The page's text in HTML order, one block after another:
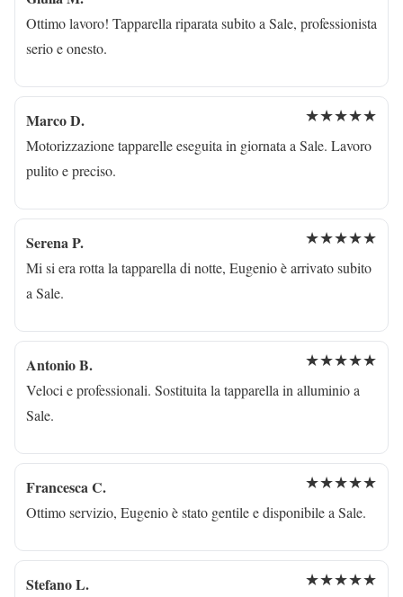
Ottimo lavoro! Tapparella riparata subito a Sale, professionista
serio e onesto.
Marco D. ★★★★★
Motorizzazione tapparelle eseguita in giornata a Sale. Lavoro
pulito e preciso.
Serena P. ★★★★★
Mi si era rotta la tapparella di notte, Eugenio è arrivato subito
a Sale.
Antonio B. ★★★★★
Veloci e professionali. Sostituita la tapparella in alluminio a
Sale.
Francesca C. ★★★★★
Ottimo servizio, Eugenio è stato gentile e disponibile a Sale.
Stefano L. ★★★★★